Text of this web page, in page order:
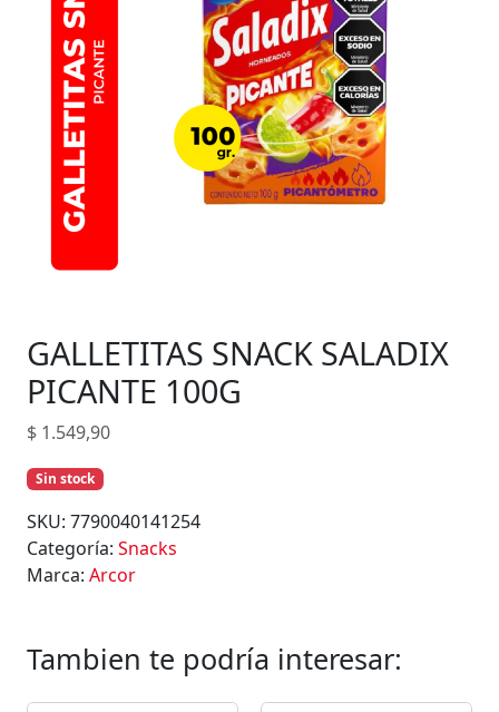
GALLETITAS SNACK SALADIX
PICANTE 100G
$ 1.549,90
Sin stock
SKU: 7790040141254
Categoría: Snacks
Marca: Arcor
Tambien te podría interesar: